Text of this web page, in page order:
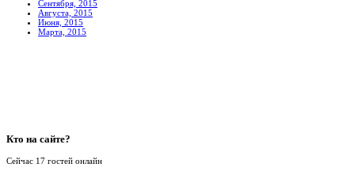
Сентября, 2015
Августа, 2015
Июня, 2015
Марта, 2015
Кто на сайте?
Сейчас 17 гостей онлайн